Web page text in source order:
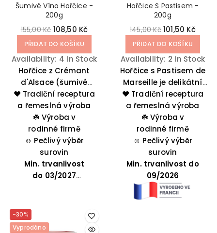
Šumivé Víno Hořčice -
200g
155,00 Kč 108,50 Kč
PŘIDAT DO KOŠÍKU
Availability: 4 In Stock
Hořčice z Crémant
d'Alsace (šumivé
víno) doprovází
labužníky při všech
příležitostech, a to jak
u každodenních jídel,
tak i při velkých
událostech.
❤️ Tradiční receptura
a řemeslná výroba
☘️ Výroba v
rodinné firmě
☺️ Pečlivý výběr
surovin
Min. trvanlivost
do 03/2027
Hořčice S Pastisem -
200g
145,00 Kč 101,50 Kč
PŘIDAT DO KOŠÍKU
Availability: 2 In Stock
Hořčice s Pastisem de
Marseille je delikátní
francouzská
specialita, která
přináší kousek jižní
Francie přímo na váš
stůl. Její výrazná chuť
je ideální pro širokou
škálu pokrmů, od
grilovaných mas až po
mořské plody..
❤️ Tradiční receptura
a řemeslná výroba
☘️ Výroba v
rodinné firmě
☺️ Pečlivý výběr
surovin
Min. trvanlivost do
09/2026
-30%
Vyprodáno